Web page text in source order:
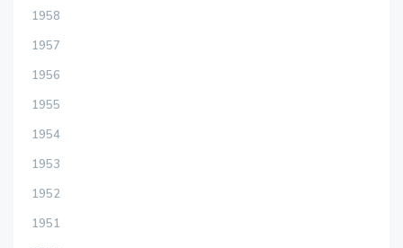
1958
1957
1956
1955
1954
1953
1952
1951